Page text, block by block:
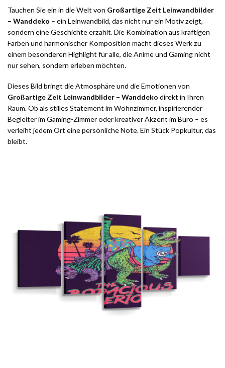
Tauchen Sie ein in die Welt von Großartige Zeit Leinwandbilder
– Wanddeko – ein Leinwandbild, das nicht nur ein Motiv zeigt,
sondern eine Geschichte erzählt. Die Kombination aus kräftigen
Farben und harmonischer Komposition macht dieses Werk zu
einem besonderen Highlight für alle, die Anime und Gaming nicht
nur sehen, sondern erleben möchten.
Dieses Bild bringt die Atmosphäre und die Emotionen von
Großartige Zeit Leinwandbilder – Wanddeko direkt in Ihren
Raum. Ob als stilles Statement im Wohnzimmer, inspirierender
Begleiter im Gaming-Zimmer oder kreativer Akzent im Büro – es
verleiht jedem Ort eine persönliche Note. Ein Stück Popkultur, das
bleibt.